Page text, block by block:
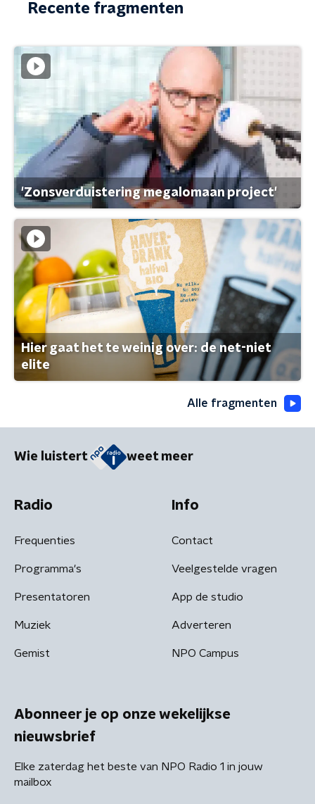
Recente fragmenten
'Zonsverduistering megalomaan project'
Hier gaat het te weinig over: de net-niet
elite
Alle fragmenten
Wie luistert weet meer
Radio
Frequenties
Programma's
Presentatoren
Muziek
Gemist
Info
Contact
Veelgestelde vragen
App de studio
Adverteren
NPO Campus
Abonneer je op onze wekelijkse
nieuwsbrief
Elke zaterdag het beste van NPO Radio 1 in jouw
mailbox